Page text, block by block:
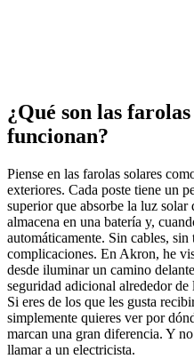
¿Qué son las
funcionan?
Piense en las farolas solares
exteriores. Cada poste tiene un
superior que absorbe la luz solar
almacena en una batería y,
automáticamente. Sin cables, sin
complicaciones. En Akron, he
desde iluminar un camino
seguridad adicional alrededor
Si eres de los que les gusta
simplemente quieres ver por
marcan una gran diferencia. Y
llamar a un electricista.